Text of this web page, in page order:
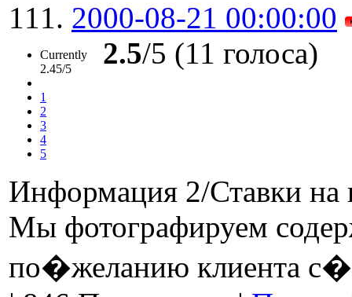
111. 2000-08-21 00:00:00
Currently
2.45/5
1
2
3
4
5
2.5/5 (11 голоса)
Информация 2/Ставки на
Мы фотографируем
по�желанию клиента